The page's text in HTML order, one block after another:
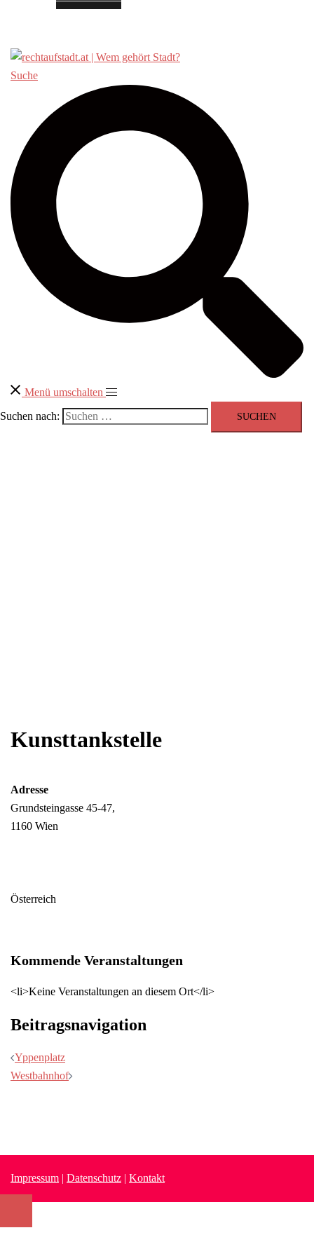
Suche
Menü umschalten
Suchen nach:
Kunsttankstelle
Adresse
Grundsteingasse 45-47,
1160 Wien
Österreich
Kommende Veranstaltungen
<li>Keine Veranstaltungen an diesem Ort</li>
Beitragsnavigation
Yppenplatz
Westbahnhof
Impressum | Datenschutz | Kontakt